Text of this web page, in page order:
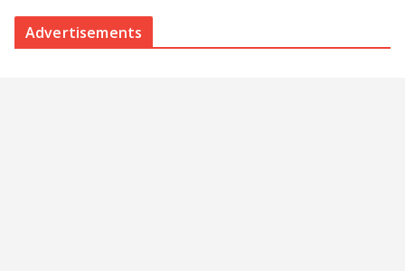
Advertisements